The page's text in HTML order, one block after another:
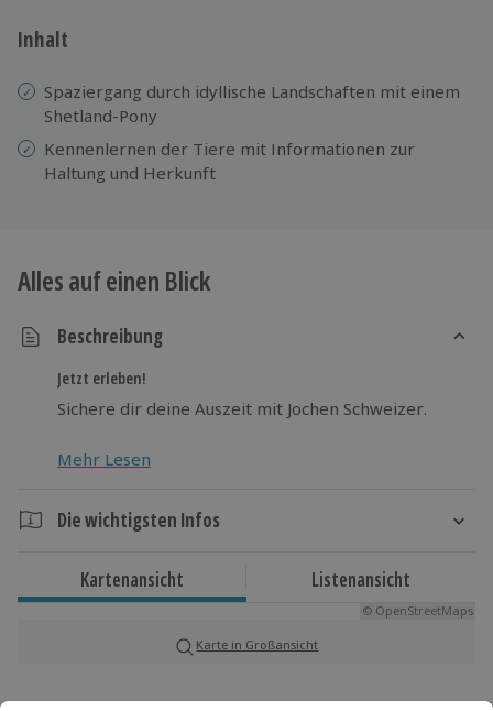
Jeder Gutschein für alle Erlebnisse einlösbar.
Inhalt
Spaziergang durch idyllische Landschaften mit einem
Shetland-Pony
Kennenlernen der Tiere mit Informationen zur
Haltung und Herkunft
Alles auf einen Blick
Beschreibung
Jetzt erleben!
Sichere dir deine Auszeit mit Jochen Schweizer.
Mehr Lesen
Die wichtigsten Infos
Ca. 1 Stunde
Verfügbarkeit / Termine
Kartenansicht Listenansicht
© OpenStreetMaps
Karte in Großansicht